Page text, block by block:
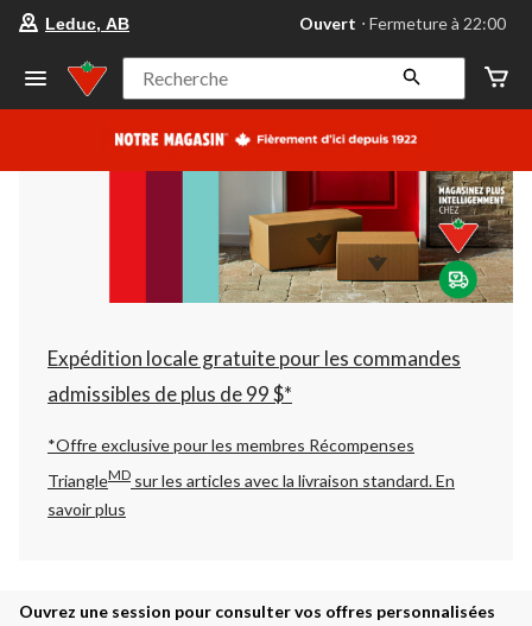
votre
préféré
Leduc,
AB,
courament
Fermeture
à
22:00
cliquer
pour
changer
Leduc, AB Ouvert ⋅ Fermeture à 22:00
Recherche
Expédition locale gratuite pour les commandes
admissibles de plus de 99 $*
*Offre exclusive pour les membres Récompenses
TriangleMD sur les articles avec la livraison standard.En
savoir plus
Ouvrez une session pour consulter vos offres personnalisées